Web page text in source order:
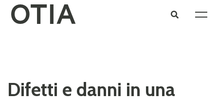
Difetti e danni in una